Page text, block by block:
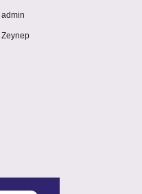
admin
Zeynep